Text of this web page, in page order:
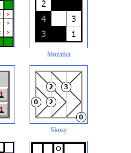
Mozaika
Skosy